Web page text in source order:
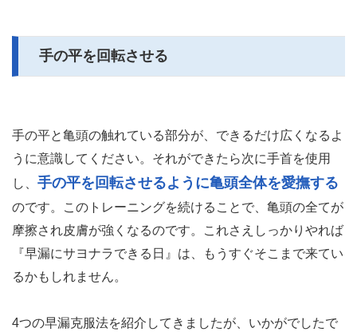
手の平を回転させる
手の平と亀頭の触れている部分が、できるだけ広くなるよ
うに意識してください。それができたら次に手首を使用
し、 手の平を回転させるように亀頭全体を愛撫する
のです。このトレーニングを続けることで、亀頭の全てが
摩擦され皮膚が強くなるのです。これさえしっかりやれば
『早漏にサヨナラできる日』は、もうすぐそこまで来てい
るかもしれません。
4つの早漏克服法を紹介してきましたが、いかがでしたで